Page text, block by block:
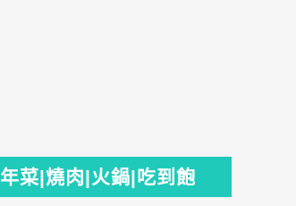
年菜|燒肉|火鍋|吃到飽